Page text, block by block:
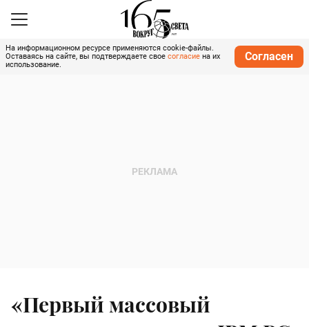
На информационном ресурсе применяются cookie-файлы.
Оставаясь на сайте, вы подтверждаете свое согласие на их
использование.
Согласен
«Первый массовый